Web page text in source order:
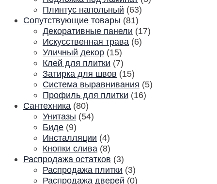
Плинтус напольный (63)
Сопутствующие товары (81)
Декоративные панели (17)
Искусственная трава (6)
Уличный декор (15)
Клей для плитки (7)
Затирка для швов (15)
Система выравнивания (5)
Профиль для плитки (16)
Сантехника (80)
Унитазы (54)
Биде (9)
Инсталляции (4)
Кнопки слива (8)
Распродажа остатков (3)
Распродажа плитки (3)
Распродажа дверей (0)